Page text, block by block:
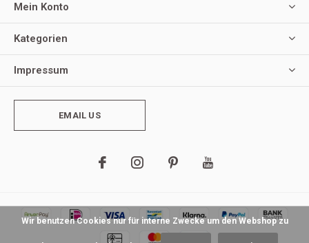
Mein Konto
Kategorien
Impressum
EMAIL US
Wir benutzen Cookies nur für interne Zwecke um den Webshop zu